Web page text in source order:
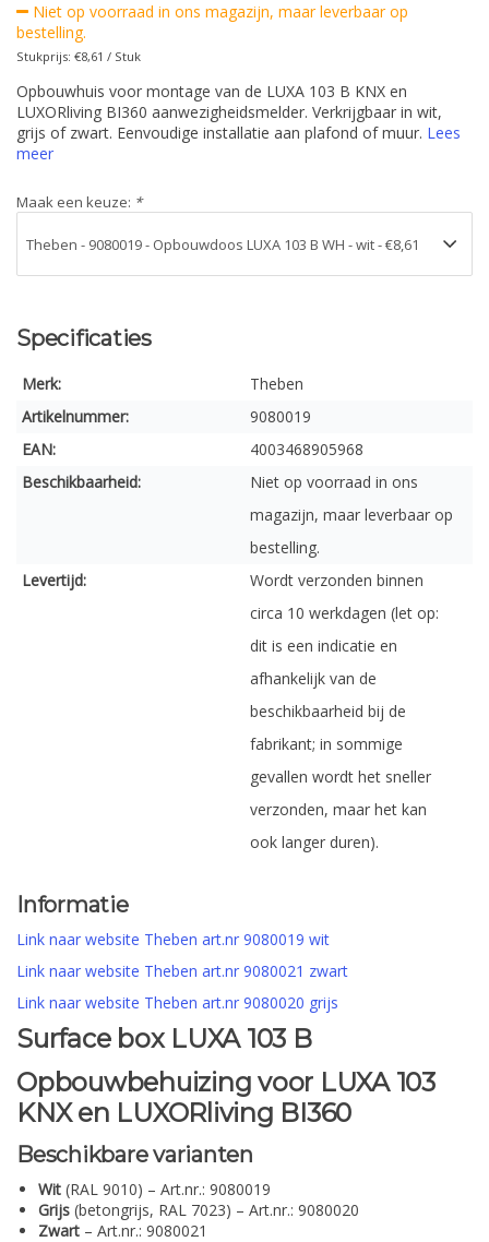
Niet op voorraad in ons magazijn, maar leverbaar op
bestelling.
Stukprijs: €8,61 / Stuk
Opbouwhuis voor montage van de LUXA 103 B KNX en
LUXORliving BI360 aanwezigheidsmelder. Verkrijgbaar in wit,
grijs of zwart. Eenvoudige installatie aan plafond of muur. Lees
meer
Maak een keuze: *
Specificaties
Merk:
Theben
Artikelnummer:
9080019
EAN:
4003468905968
Beschikbaarheid:
Niet op voorraad in ons
magazijn, maar leverbaar op
bestelling.
Levertijd:
Wordt verzonden binnen
circa 10 werkdagen (let op:
dit is een indicatie en
afhankelijk van de
beschikbaarheid bij de
fabrikant; in sommige
gevallen wordt het sneller
verzonden, maar het kan
ook langer duren).
Informatie
Link naar website Theben art.nr 9080019 wit
Link naar website Theben art.nr 9080021 zwart
Link naar website Theben art.nr 9080020 grijs
Surface box LUXA 103 B
Opbouwbehuizing voor LUXA 103
KNX en LUXORliving BI360
Beschikbare varianten
Wit (RAL 9010) – Art.nr.: 9080019
Grijs (betongrijs, RAL 7023) – Art.nr.: 9080020
Zwart – Art.nr.: 9080021